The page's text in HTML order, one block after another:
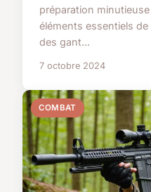
préparation
éléments essentiels
des gant...
7 octobre 2024
COMBAT